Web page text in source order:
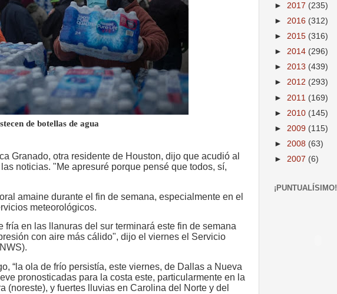
de agua
Granado, otra residente de Houston, dijo que acudió al
noticias. "Me apresuré porque pensé que todos, sí,
amaine durante el fin de semana, especialmente en el
meteorológicos.
fría en las llanuras del sur terminará este fin de semana
con aire más cálido", dijo el viernes el Servicio
“la ola de frío persistía, este viernes, de Dallas a Nueva
pronosticadas para la costa este, particularmente en la
(noreste), y fuertes lluvias en Carolina del Norte y del
► 2017 (235)
► 2016 (312)
► 2015 (316)
► 2014 (296)
► 2013 (439)
► 2012 (293)
► 2011 (169)
► 2010 (145)
► 2009 (115)
► 2008 (63)
► 2007 (6)
¡PUNTUALÍSIMO!